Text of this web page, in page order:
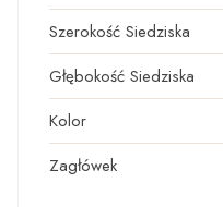
Szerokość Siedziska
Głębokość Siedziska
Kolor
Zagłówek